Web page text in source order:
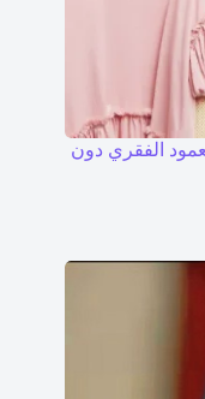
الفقري دون